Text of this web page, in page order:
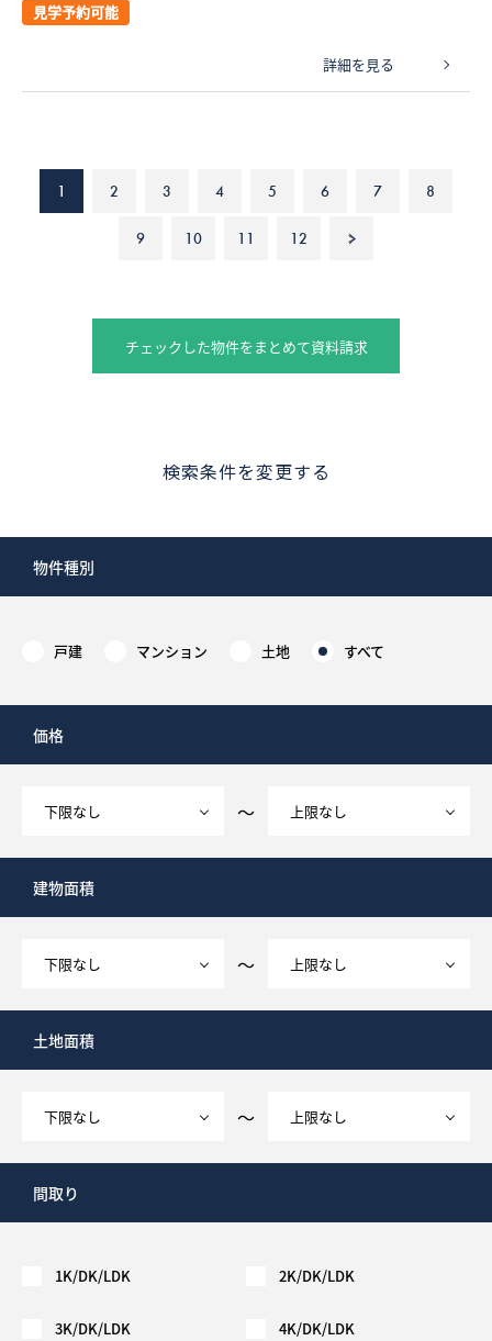
見学予約可能
詳細を見る
1 2 3 4 5 6 7 8
9 10 11 12 >
チェックした物件をまとめて資料請求
検索条件を変更する
物件種別
戸建 マンション 土地 すべて
価格
～
建物面積
～
土地面積
～
間取り
1K/DK/LDK 2K/DK/LDK
3K/DK/LDK 4K/DK/LDK